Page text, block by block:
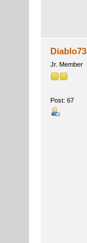
Diablo73
Jr. Member
Post: 67